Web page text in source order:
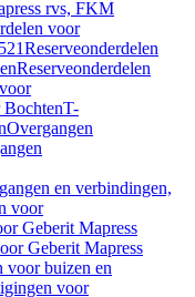
rvs, FKM
voor
Reserveonderdelen
Reserveonderdelen
BochtenT-
Overgangen
en verbindingen,
voor
Geberit Mapress
Geberit Mapress
voor buizen en
voor